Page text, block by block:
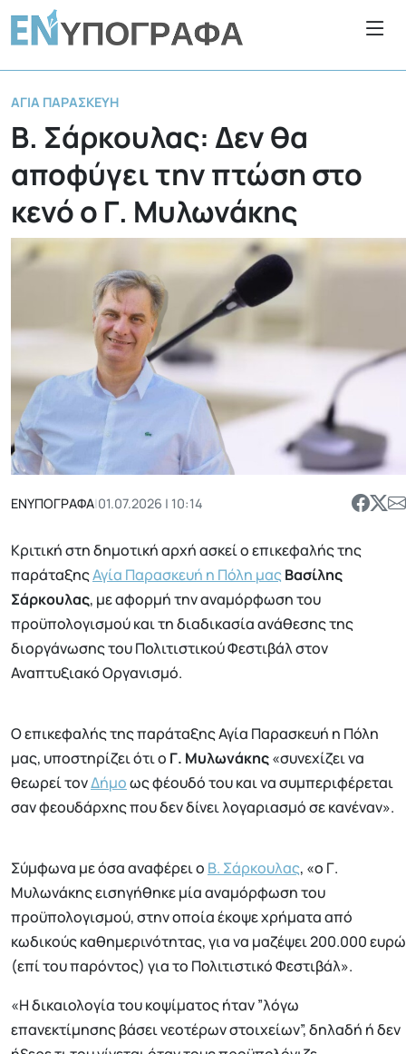
ΑΓΊΑ ΠΑΡΑΣΚΕΥΉ
Β. Σάρκουλας: Δεν θα
αποφύγει την πτώση στο
κενό ο Γ. Μυλωνάκης
ΕΝΥΠΟΓΡΑΦΑ|01.07.2026 | 10:14
Κριτική στη δημοτική αρχή ασκεί ο επικεφαλής της
παράταξηςΑγία Παρασκευή η Πόλη μαςΒασίλης
Σάρκουλας, με αφορμή την αναμόρφωση του
προϋπολογισμού και τη διαδικασία ανάθεσης της
διοργάνωσης του Πολιτιστικού Φεστιβάλ στον
Αναπτυξιακό Οργανισμό.
Ο επικεφαλής της παράταξης Αγία Παρασκευή η Πόλη
μας, υποστηρίζει ότι ο Γ. Μυλωνάκης«συνεχίζει να
θεωρεί τονΔήμοως φέουδό του και να συμπεριφέρεται
σαν φεουδάρχης που δεν δίνει λογαριασμό σε κανέναν».
Σύμφωνα με όσα αναφέρει ο Β. Σάρκουλας, «ο Γ.
Μυλωνάκης εισηγήθηκε μία αναμόρφωση του
προϋπολογισμού, στην οποία έκοψε χρήματα από
κωδικούς καθημερινότητας, για να μαζέψει 200.000 ευρώ
(επί του παρόντος) για το Πολιτιστικό Φεστιβάλ».
«Η δικαιολογία του κοψίματος ήταν ”λόγω
επανεκτίμησης βάσει νεοτέρων στοιχείων”, δηλαδή ή δεν